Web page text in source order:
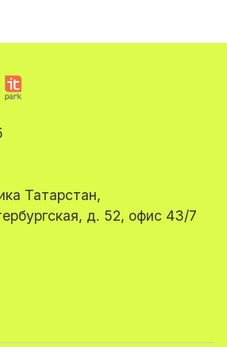
Татарстан,
д. 52, офис 43/7